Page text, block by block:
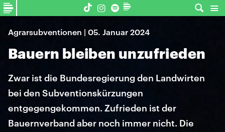
Agrarsubventionen | 05. Januar 2024
Bauern bleiben unzufrieden
Zwar ist die Bundesregierung den Landwirten
bei den Subventionskürzungen
entgegengekommen. Zufrieden ist der
Bauernverband aber noch immer nicht. Die